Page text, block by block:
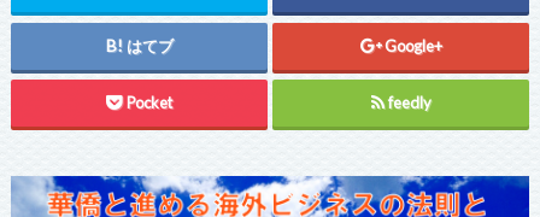
はてブ Google+
Pocket feedly